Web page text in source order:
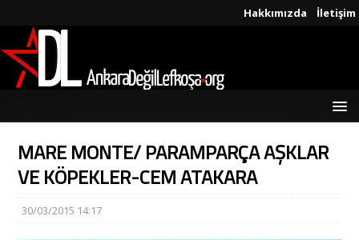
Hakkımızda İletişim
MARE MONTE/ PARAMPARÇA AŞKLAR
VE KÖPEKLER-CEM ATAKARA
30/03/2015 14:17